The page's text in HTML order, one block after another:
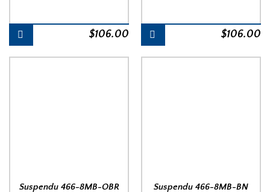
$106.00 $106.00
Suspendu 466-8MB-OBR Suspendu 466-8MB-BN